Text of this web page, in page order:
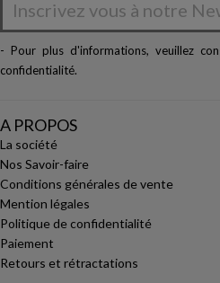
- Pour plus d'informations, veuillez
confidentialité.
A PROPOS
La société
Nos Savoir-faire
Conditions générales de vente
Mention légales
Politique de confidentialité
Paiement
Retours et rétractations